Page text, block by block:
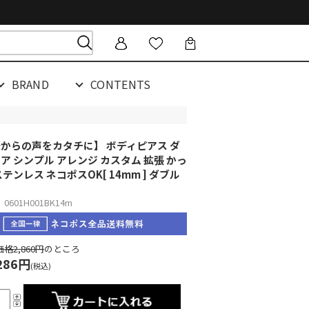
BRAND CONTENTS
らの声をカタチに】 ボディピアス ダ
シンプル アレンジ カスタム 拡張 かっ
ンレス ネコポスOK[ 14mm ] ダブル
格2,860円のところ
円(税込)